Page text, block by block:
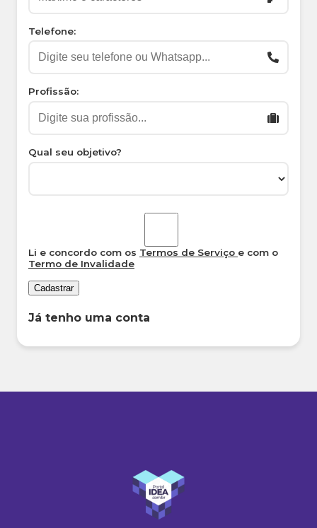
Telefone:
Profissão:
Qual seu objetivo?
Li e concordo com os Termos de Serviço e com o
Termo de Invalidade
Cadastrar
Já tenho uma conta